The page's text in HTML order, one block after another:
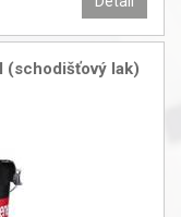
(schodišťový lak)